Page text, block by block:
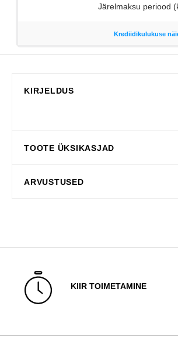
KIRJELDUS
TOOTE ÜKSIKASJAD
ARVUSTUSED
KIIR TOIMETAMINE